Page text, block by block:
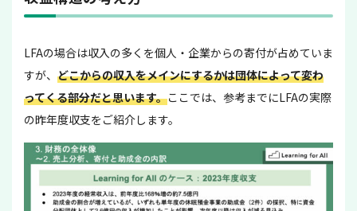
LFAの場合は収入の多くを個人・企業からの寄付が占めていま
すが、 どこからの収入をメインにするかは団体によって変わ
ってくる部分だと思います。ここでは、参考までにLFAの実際
の昨年度収支をご紹介します。